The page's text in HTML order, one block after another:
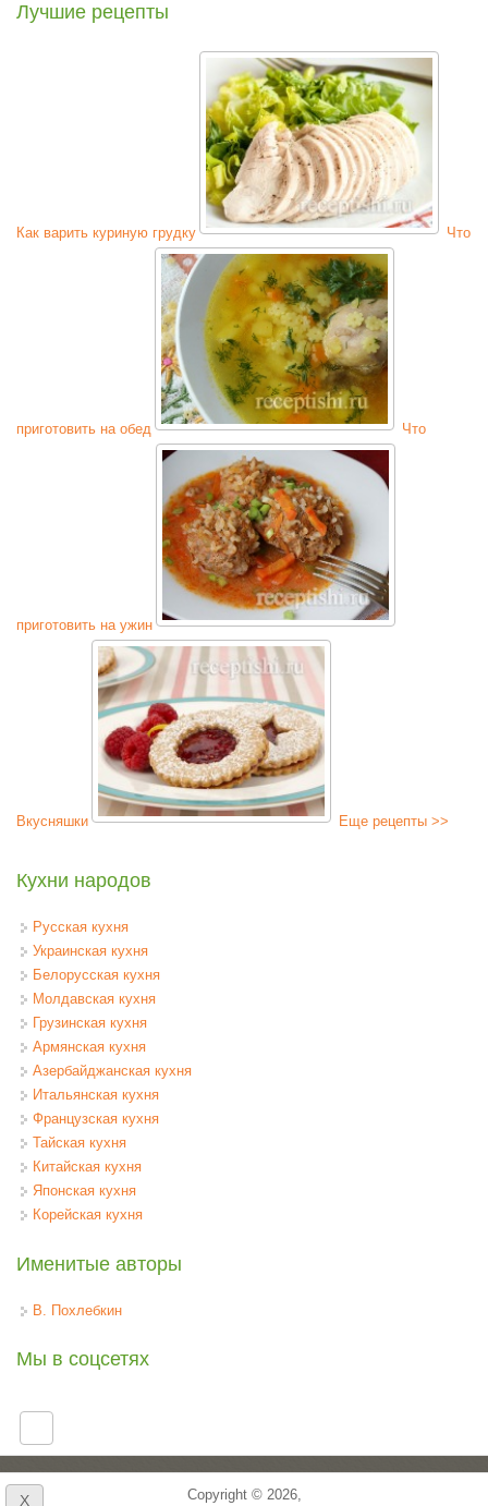
X
Лучшие рецепты
Как варить куриную грудку Что
приготовить на обед Что
приготовить на ужин
Вкусняшки Еще рецепты >>
Кухни народов
Русская кухня
Украинская кухня
Белорусская кухня
Молдавская кухня
Грузинская кухня
Армянская кухня
Азербайджанская кухня
Итальянская кухня
Французская кухня
Тайская кухня
Китайская кухня
Японская кухня
Корейская кухня
Именитые авторы
В. Похлебкин
Мы в соцсетях
Copyright © 2026,